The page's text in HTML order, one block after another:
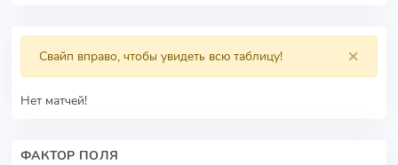
×
Свайп вправо, чтобы увидеть всю таблицу!
Нет матчей!
ФАКТОР ПОЛЯ